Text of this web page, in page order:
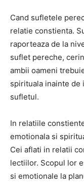
Cand sufletele
relatie constienta.
raporteaza de la
suflet pereche,
ambii oameni
spirituala inainte de
sufletul.
In relatiile
emotionala si
Cei aflati in relatii
lectiilor. Scopul lor
si emotionale la